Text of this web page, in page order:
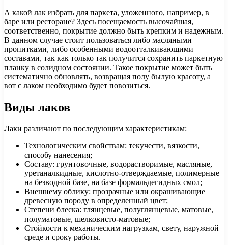
А какой лак избрать для паркета, уложенного, например, в
баре или ресторане? Здесь посещаемость высочайшая,
соответственно, покрытие должно быть крепким и надежным.
В данном случае стоит пользоваться либо масляными
пропитками, либо особенными водоотталкивающими
составами, так как только так получится сохранить паркетную
планку в солидном состоянии. Такое покрытие может быть
систематично обновлять, возвращая полу былую красоту, а
вот с лаком необходимо будет повозиться.
Виды лаков
Лаки различают по последующим характеристикам:
Технологическим свойствам: текучести, вязкости,
способу нанесения;
Составу: грунтовочные, водорастворимые, масляные,
уретаналкидные, кислотно-отверждаемые, полимерные
на безводной базе, на базе формальдегидных смол;
Внешнему облику: прозрачные или окрашивающие
древесную породу в определенный цвет;
Степени блеска: глянцевые, полуглянцевые, матовые,
полуматовые, шелковисто-матовые;
Стойкости к механическим нагрузкам, свету, наружной
среде и сроку работы.